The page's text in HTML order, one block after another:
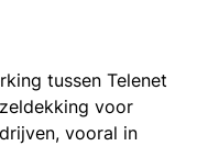
tussen Telenet
voor
vooral in